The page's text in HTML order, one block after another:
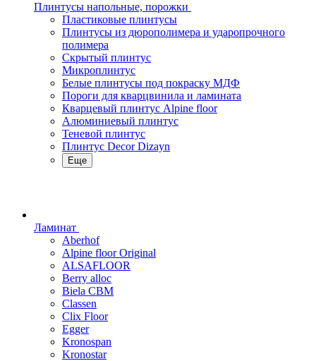
Плинтусы напольные, порожки
Пластиковые плинтусы
Плинтусы из дюрополимера и ударопрочного
полимера
Скрытый плинтус
Микроплинтус
Белые плинтусы под покраску МДФ
Пороги для кварцвинила и ламината
Кварцевый плинтус Alpine floor
Алюминиевый плинтус
Теневой плинтус
Плинтус Decor Dizayn
Еще
Ламинат
Aberhof
Alpine floor Original
ALSAFLOOR
Berry alloc
Biela CBM
Classen
Clix Floor
Egger
Kronospan
Kronostar